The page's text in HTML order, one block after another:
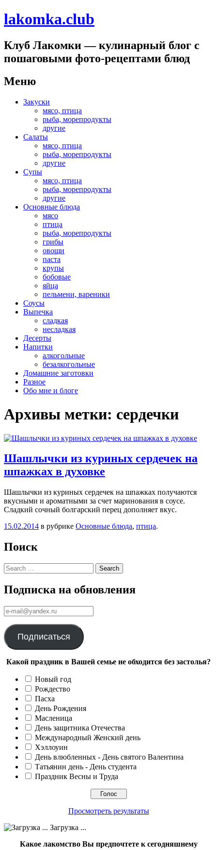
lakomka.club
Клуб Лакомки — кулинарный блог с
пошаговыми фото-рецептами блюд
Меню
Перейти
содержимому
Закуски
мясо, птица
рыба, морепродукты
другие
Салаты
мясо, птица
рыба, морепродукты
другие
Супы
мясо, птица
рыба, морепродукты
другие
Основные блюда
мясо
птица
рыба, морепродукты
грибы
овощи
паста
крупы
бобовые
яйца
пельмени, вареники
Соусы
Выпечка
сладкая
несладкая
Десерты
Напитки
алкогольные
безалкогольные
Домашние заготовки
Разное
Обо мне и блоге
Архивы метки: сердечки
Шашлычки из куриных сердечек на
шпажках в духовке
Шашлычки из куриных сердечек на шпажках получаются
вкусными и ароматными за счет маринования в соусе.
Сладкий сочный болгарский перец дополняет вкус.
15.02.2014 в рубрике Основные блюда, птица.
Поиск
Search
Подписка на обновления
е-
mail@yandex.ru
Подписаться
Какой праздник в Вашей семье не обходится без застолья?
Новый год
Рождество
Пасха
День Рождения
Масленица
День защитника Отечества
Международный Женский день
Хэллоуин
День влюбленных - День святого Валентина
Татьянин день - День студента
Праздник Весны и Труда
Просмотреть результаты
Загрузка ...
Какое лакомство Вы предпочтете к сегодняшнему